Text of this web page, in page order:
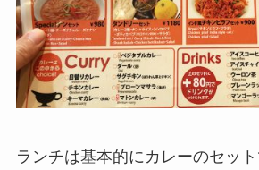
ランチは基本的にカレーのセット